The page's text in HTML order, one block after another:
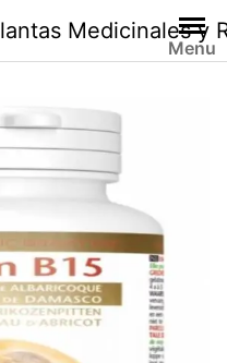
Medicinales y
Menu